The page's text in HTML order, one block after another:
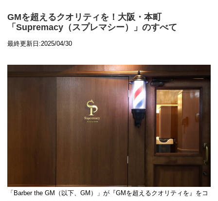
GMを超えるクオリティを！大阪・本町
「Supremacy（スプレマシー）」のすべて
最終更新日:2025/04/30
「Barber the GM（以下、GM）」が​『GMを超えるクオリティを』をコ